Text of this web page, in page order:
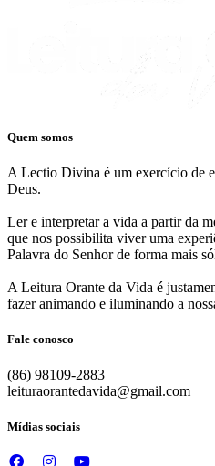
Quem somos
A Lectio Divina é um exercício de
Deus.
Ler e interpretar a vida a partir da
que nos possibilita viver uma
Palavra do Senhor de forma mais
A Leitura Orante da Vida é
fazer animando e iluminando a
Fale conosco
(86) 98109-2883
leituraorantedavida@gmail.com
Mídias sociais